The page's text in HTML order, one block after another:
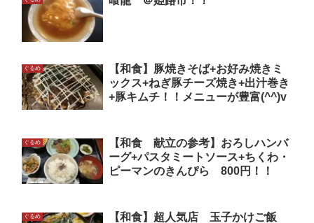
ぐるめ
【和食】豚焼きそば+お好み焼きミ
ックス+ねぎ豚チーズ焼き+出汁巻き
+豚キムチ！！メニューが豊富(^^)v
ぐるめ
【和食 献立の参考】おろしハンバ
ーグ+パスタミートソース+ちくわ・
ピーマンのきんぴら 800円！！
ぐるめ
【和食】超人気店 玉子かけご飯